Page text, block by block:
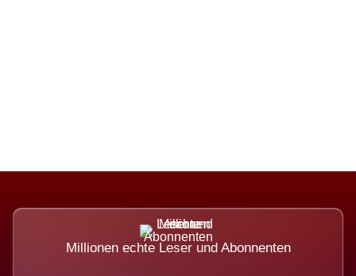
Millionen echte Leser und Abonnenten